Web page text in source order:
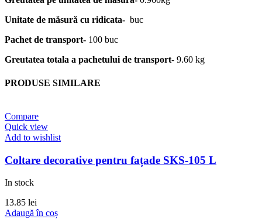
Unitate de măsură cu ridicata- buc
Pachet de transport- 100 buc
Greutatea totala a pachetului de transport- 9.60 kg
PRODUSE SIMILARE
Compare
Quick view
Add to wishlist
Coltare decorative pentru fațade SKS-105 L
In stock
13.85 lei
Adaugă în coș